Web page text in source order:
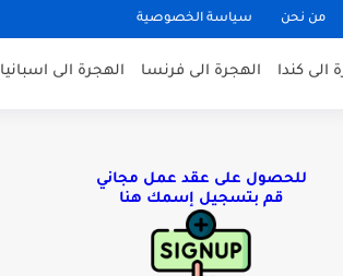
من نحن سياسة الخصوصية
الى كندا الهجرة الى فرنسا الهجرة الى اسبانيا
للحصول على عقد عمل مجاني
قم بتسجيل إسمك هنا